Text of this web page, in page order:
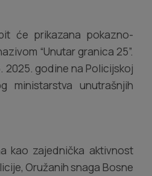
će prikazana pokazno-
“Unutar granica 25”.
2025. godine na Policijskoj
ministarstva unutrašnjih
kao zajednička aktivnost
Oružanih snaga Bosne